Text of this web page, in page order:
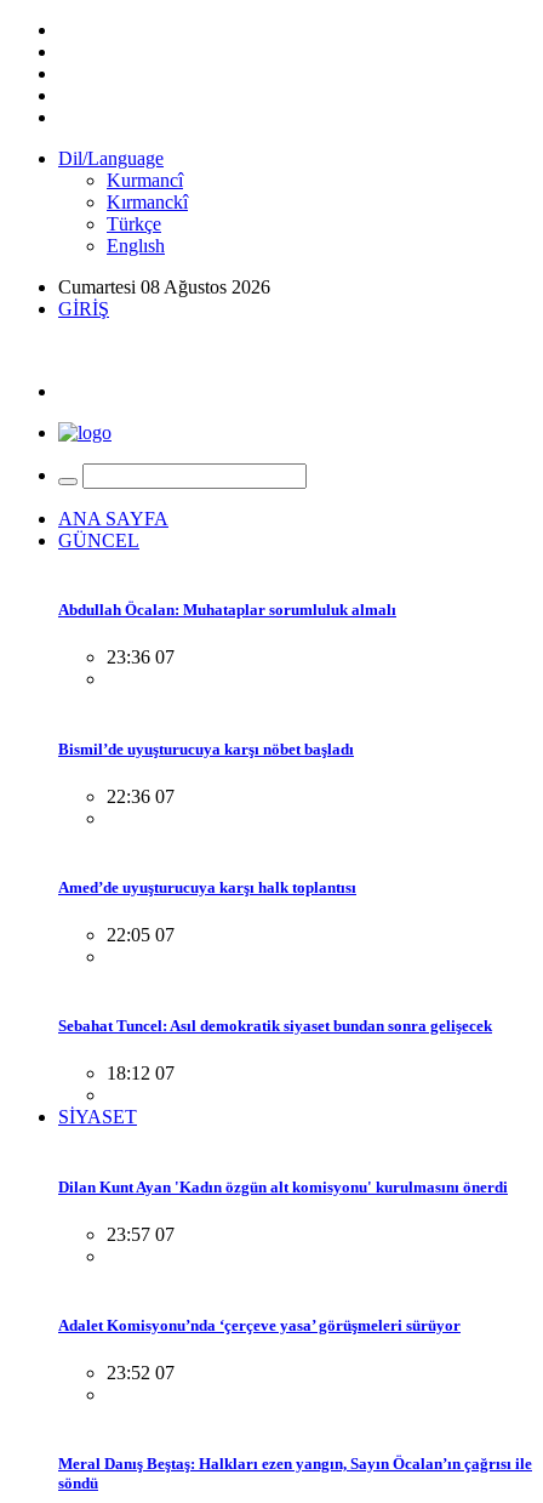
Dil/Language
Kurmancî
Kırmanckî
Türkçe
Englısh
Cumartesi 08 Ağustos 2026
GİRİŞ
ANA SAYFA
GÜNCEL
Abdullah Öcalan: Muhataplar sorumluluk almalı
23:36 07
Bismil’de uyuşturucuya karşı nöbet başladı
22:36 07
Amed’de uyuşturucuya karşı halk toplantısı
22:05 07
Sebahat Tuncel: Asıl demokratik siyaset bundan sonra gelişecek
18:12 07
SİYASET
Dilan Kunt Ayan 'Kadın özgün alt komisyonu' kurulmasını önerdi
23:57 07
Adalet Komisyonu’nda ‘çerçeve yasa’ görüşmeleri sürüyor
23:52 07
Meral Danış Beştaş: Halkları ezen yangın, Sayın Öcalan’ın çağrısı ile
söndü